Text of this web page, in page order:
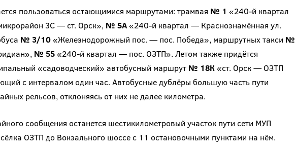
пользоваться остающимися маршрутами: трамвая № 1 «240-й квартал
3С — ст. Орск», № 5А«240-й квартал — Краснознамённая ул.
№ 3/10«Железнодорожный пос. — пос. Победа», маршрутных такси №
№ 55«240-й квартал — пос. ОЗТП». Летом также придётся
«садоводческий» автобусный маршрут № 18К«ст. Орск — ОЗТП
с интервалом один час. Автобусные дублёры большую часть пути
рельсов, отклоняясь от них не далее километра.
сообщения останется шестикилометровый участок пути сети МУП
ОЗТП до Вокзального шоссе с 11 остановочными пунктами на нём.